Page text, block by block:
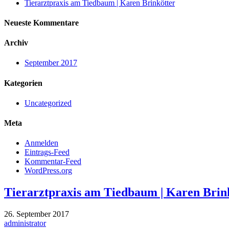
Tierarztpraxis am Tiedbaum | Karen Brinkötter
Neueste Kommentare
Archiv
September 2017
Kategorien
Uncategorized
Meta
Anmelden
Eintrags-Feed
Kommentar-Feed
WordPress.org
Tierarztpraxis am Tiedbaum | Karen
26. September 2017
administrator